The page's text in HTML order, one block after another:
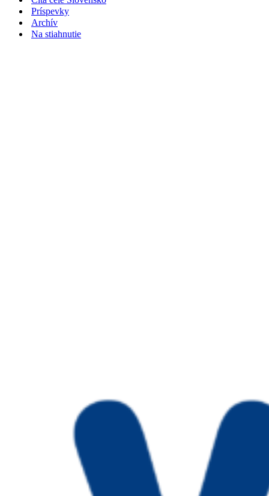
Príspevky
Archív
Na stiahnutie